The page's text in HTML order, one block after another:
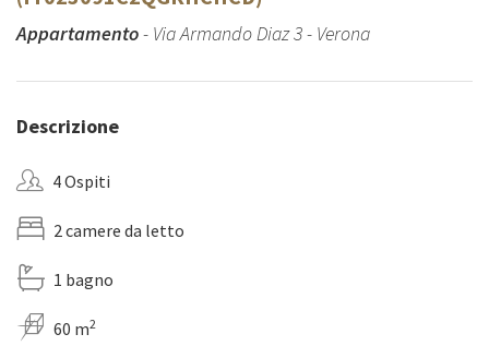
Appartamento- Via Armando Diaz 3 - Verona
Descrizione
4 Ospiti
2 camere da letto
1 bagno
60 m2